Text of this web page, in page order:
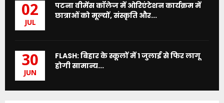
02
JUL
पटना वीमेंस कॉलेज में ओरिएंटेशन कार्यक्रम में
छात्राओं को मूल्यों, संस्कृति और...
30
JUN
FLASH: बिहार के स्कूलों में 1 जुलाई से फिर लागू
होगी सामान्य...